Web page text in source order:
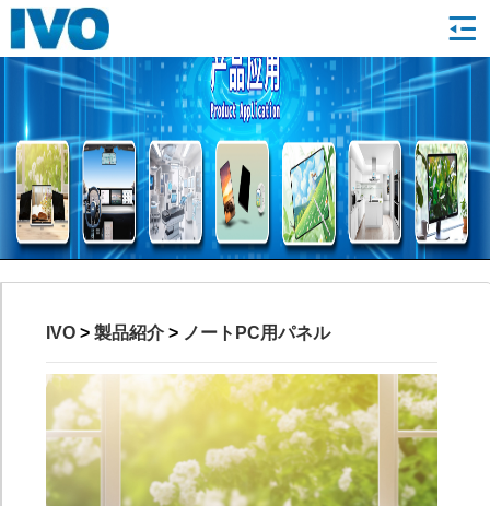
IVO > 製品紹介 > ノートPC用パネル